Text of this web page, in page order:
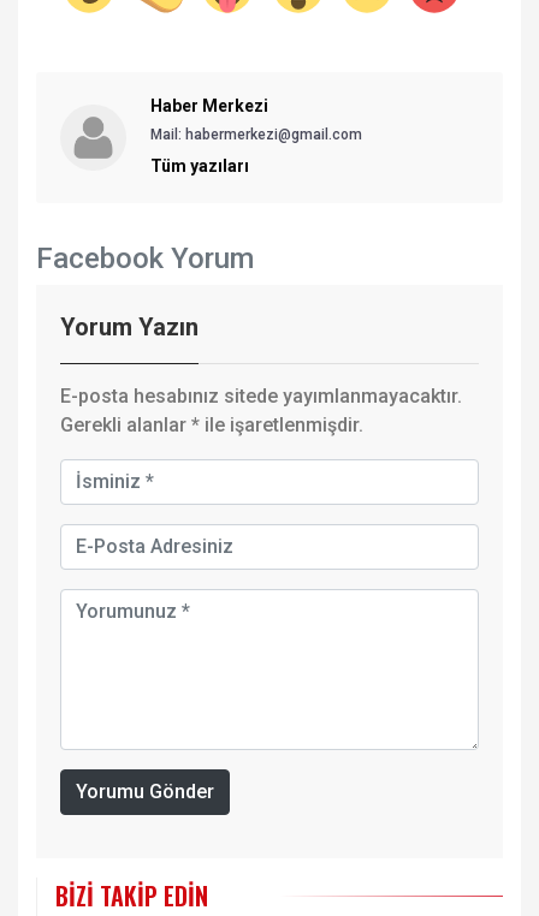
Haber Merkezi
Mail: habermerkezi@gmail.com
Tüm yazıları
Facebook Yorum
Yorum Yazın
E-posta hesabınız sitede yayımlanmayacaktır.
Gerekli alanlar * ile işaretlenmişdir.
Yorumu Gönder
BIZI TAKIP EDIN